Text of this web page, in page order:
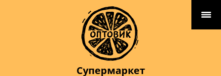
Супермаркет